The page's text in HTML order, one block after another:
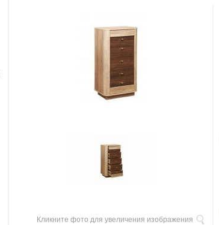
Кликните фото для увеличения изображения